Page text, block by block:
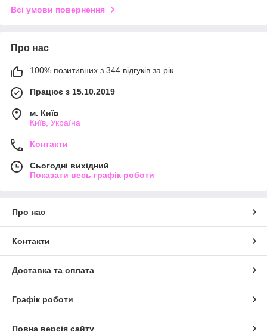
Всі умови повернення
Про нас
100% позитивних з 344 відгуків за рік
Працює з 15.10.2019
м. Київ
Київ, Україна
Контакти
Сьогодні вихідний
Показати весь графік роботи
Про нас
Контакти
Доставка та оплата
Графік роботи
Повна версія сайту